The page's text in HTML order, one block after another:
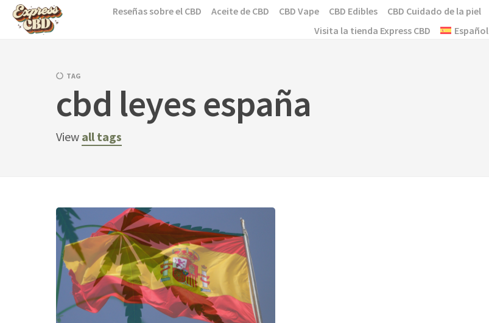
Skip
Reseñas sobre el CBD Aceite de CBD CBD Vape CBD Edibles CBD Cuidado de la piel
Visita la tienda Express CBD
Español
TAG
cbd leyes españa
View all tags